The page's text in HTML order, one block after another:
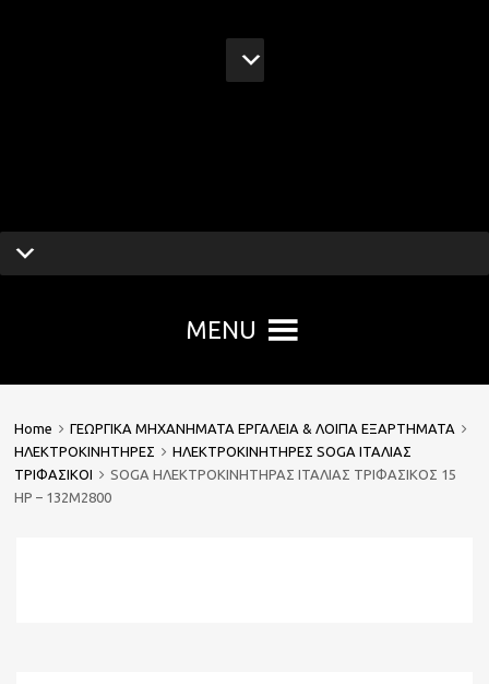
MENU
Home
ΓΕΩΡΓΙΚΑ ΜΗΧΑΝΗΜΑΤΑ ΕΡΓΑΛΕΙΑ & ΛΟΙΠΑ ΕΞΑΡΤΗΜΑΤΑ
ΗΛΕΚΤΡΟΚΙΝΗΤΗΡΕΣ
ΗΛΕΚΤΡΟΚΙΝΗΤΗΡΕΣ SOGA ΙΤΑΛΙΑΣ
ΤΡΙΦΑΣΙΚΟΙ
SOGA ΗΛΕΚΤΡΟΚΙΝΗΤΗΡΑΣ ΙΤΑΛΙΑΣ ΤΡΙΦΑΣΙΚΟΣ 15
HP – 132M2800